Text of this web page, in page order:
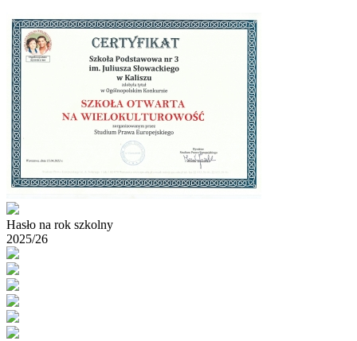
Hasło na rok szkolny
2025/26